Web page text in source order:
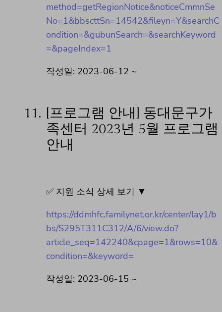
method=getRegionNotice&noticeCmmnSe
No=1&bbscttSn=14542&fileyn=Y&searchC
ondition=&gubunSearch=&searchKeyword
=&pageIndex=1
작성일: 2023-06-12 ~
11.
[프로그램 안내] 동대문구가
족센터 2023년 5월 프로그램
안내
✅ 지원 소식 상세 보기 ▼
https://ddmhfc.familynet.or.kr/center/lay1/b
bs/S295T311C312/A/6/view.do?
article_seq=142240&cpage=1&rows=10&
condition=&keyword=
작성일: 2023-06-15 ~